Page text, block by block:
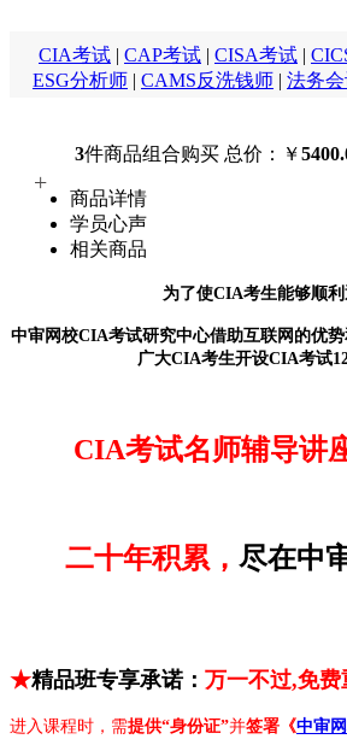
CIA考试 | CAP考试 | CISA考试 |
ESG分析师 | CAMS反洗钱师 | 法务
+
3件商品组合购买 总价：￥
商品详情
学员心声
相关商品
为了使CIA考生能够顺
中审网校CIA考试研究中心借助互联网的优
广大CIA考生开设CIA考试
CIA考试名师辅导讲
二十年积累， 尽在中
★精品班专享承诺： 万一不过,免费
进入课程时，需提供“身份证”并签署《中审